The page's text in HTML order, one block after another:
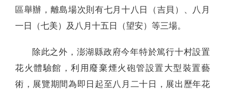
區舉辦，離島場次則有七月十八日（吉貝）、八月
一日（七美）及八月十五日（望安）等三場。
除此之外，澎湖縣政府今年特於篤行十村設置
花火體驗館，利用廢棄煙火砲管設置大型裝置藝
術，展覽期間為即日起至八月二十日，展出歷年花